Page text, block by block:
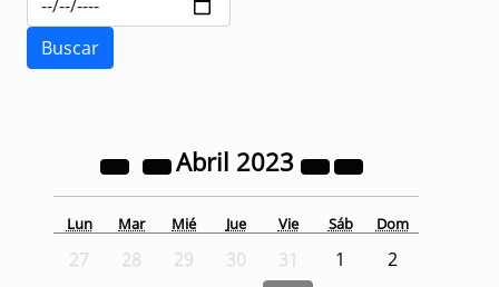
Abril 2023
Lun Mar Mié Jue Vie Sáb Dom
27 28 29 30 31 1
2